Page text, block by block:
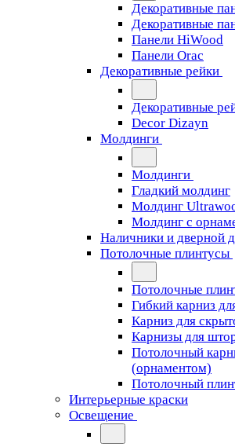
Декоративные
Декоративные
Панели HiWood
Панели Orac
Декоративные рейки
Декоративные
Decor Dizayn
Молдинги
Молдинги
Гладкий молдинг
Молдинг
Молдинг с
Наличники и дверной
Потолочные плинтусы
Потолочные
Гибкий карниз
Карниз для
Карнизы для
Потолочный
(орнаментом)
Потолочный
Интерьерные краски
Освещение